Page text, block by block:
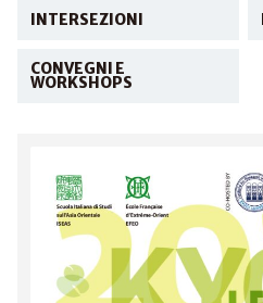
INTERSEZIONI
CONVEGNI E
WORKSHOPS